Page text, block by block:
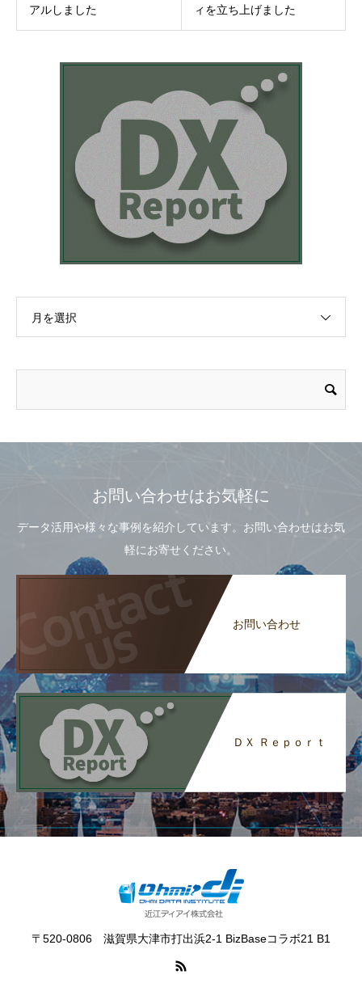
アルしました
ィを立ち上げました
月を選択
お問い合わせはお気軽に
データ活用や様々な事例を紹介しています。お問い合わせはお気
軽にお寄せください。
お問い合わせ
ＤＸ Ｒｅｐｏｒｔ
〒520-0806 滋賀県大津市打出浜2-1 BizBaseコラボ21 B1